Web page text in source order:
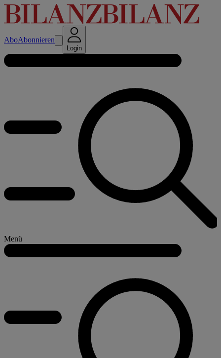
AboAbonnieren
Login
Menü